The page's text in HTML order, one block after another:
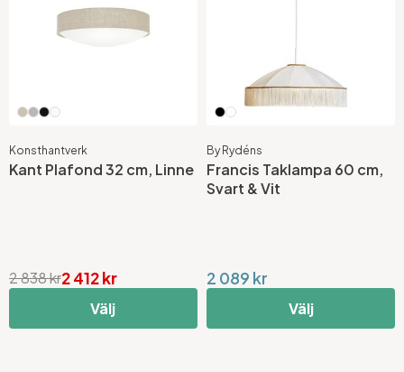
Konsthantverk
Kant Plafond 32 cm, Linne
2 412 kr
2 838 kr
Välj
By Rydéns
Francis Taklampa 60 cm,
Svart & Vit
2 089 kr
Välj